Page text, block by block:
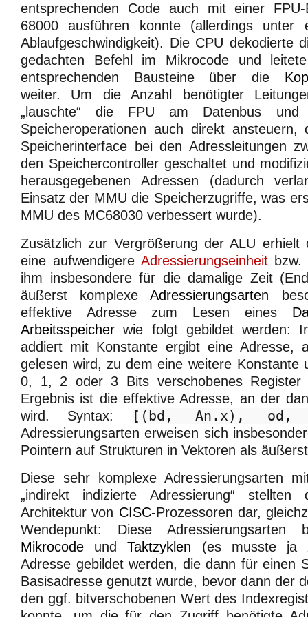
entsprechenden Code auch mit einer
68000 ausführen konnte (allerdings unter
Ablaufgeschwindigkeit). Die CPU dekodierte
gedachten Befehl im Mikrocode und
entsprechenden Bausteine über die
weiter. Um die Anzahl benötigter
„lauschte“ die FPU am Datenbus
Speicheroperationen auch direkt
Speicherinterface bei den Adressleitungen
den Speichercontroller geschaltet und
herausgegebenen Adressen (dadurch
Einsatz der MMU die Speicherzugriffe, was
MMU des MC68030 verbessert wurde).
Zusätzlich zur Vergrößerung der ALU
eine aufwendigere Adressierungseinheitbzw.
ihm insbesondere für die damalige Zeit
äußerst komplexeAdressierungsarten
effektive Adresse zum Lesen eines
Arbeitsspeicher wie folgt gebildet werden:
addiert mit Konstante ergibt eine Adresse,
gelesen wird, zu dem eine weitere Konstante
0, 1, 2 oder 3 Bits verschobenes Register
Ergebnis ist die effektive Adresse, an der
wird. Syntax:
[(bd, An.x), od,
Adressierungsarten erweisen sich
Pointern auf Strukturen in Vektoren als
Diese sehr komplexe Adressierungsarten
„indirekt indizierte Adressierung“
Architektur von CISC-Prozessoren dar,
Wendepunkt: Diese Adressierungsarten
Mikrocode undTaktzyklen (es musste ja
Adresse gebildet werden, die dann für einen
Basisadresse genutzt wurde, bevor dann der
den ggf. bitverschobenen Wert des